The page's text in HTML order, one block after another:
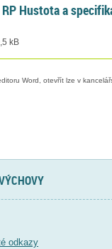
Hustota a
kB
Word, otevřít lze v
odkazy